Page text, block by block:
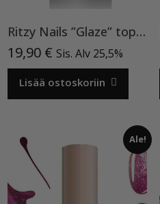
Ritzy Nails ”Glaze” top TPO vapaa
19,90 € Sis. Alv 25,5%
Lisää ostoskoriin
Ale!